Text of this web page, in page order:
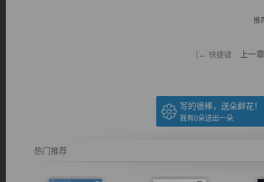
推
（← 快捷键 上一章
写的很棒，送朵鲜花！
我有0朵送出一朵
热门推荐